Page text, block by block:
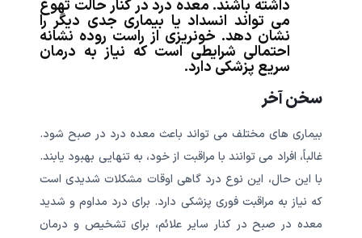
داشته باشند. معده درد در کنار حالت تهوع
می تواند انسداد یا بیماری جدی دیگر را
نشان دهد. خونریزی از راست روده نشانه
احتمالی شرایطی است که نیاز به درمان
سریع پزشکی دارد.
سخن آخر
بیماری های مختلف می تواند باعث معده درد در صبح شود.
غالباً، افراد می توانند با مراقبت از خود، به تنهایی بهبود یابند.
با این حال، این نوع درد گاهی اوقات مشکلات شدیدی است
که نیاز به مراقبت فوری پزشکی دارد. برای درد مداوم و شدید
معده در صبح در کنار سایر علائم، برای تشخیص و درمان